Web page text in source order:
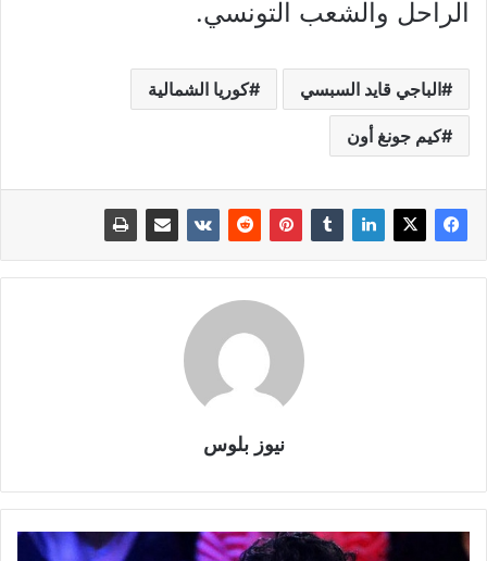
الراحل والشعب التونسي.
الباجي قايد السبسي كوريا الشمالية
كيم جونغ أون
نيوز بلوس